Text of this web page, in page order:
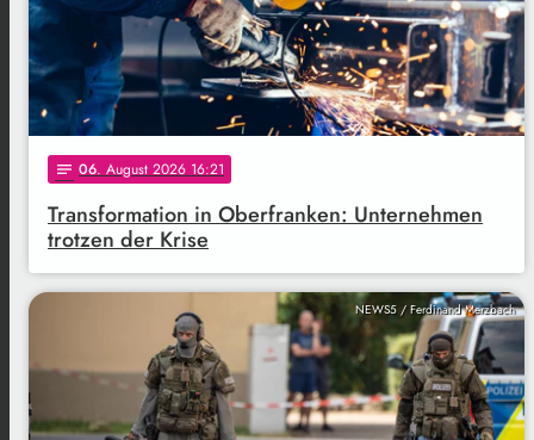
notes 06. August 2026 16:21
Transformation in Oberfranken: Unternehmen
trotzen der Krise
NEWS5 / Ferdinand Merzbach